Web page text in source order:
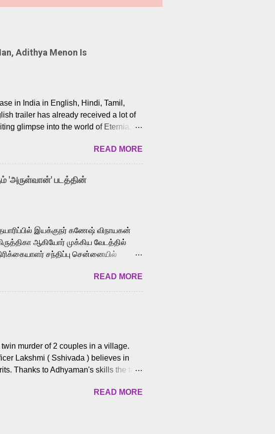
Adithya Menon Is
in India in English, Hindi, Tamil,
trailer has already received a lot of
glimpse into the world of Eternia,
cast led by celebrated playback
He-Man. Known for memorable songs
“Mun Andhi” from 7 Aum Arivu,
over multiple languages, making him
for portraying memorable
READ MORE
'அருள்வான்' படத்தின்
இயக்குநர் கணேஷ் விநாயகன்
ஆகியோர் முக்கிய வேடத்தில்
சந்திப்பு சென்னையில்
, ஜான் விஜய், பேபி கிருத்திகா,
எம். சுகுமார் ஒளிப்பதிவு
லால்குடி
தொகுப்பு பணிகளை
இருக்கும் இந்தத் திரைப்படத்தை 90
வழங...
READ MORE
murder of 2 couples in a village.
Lakshmi ( Sshivada ) believes in
Thanks to Adhyaman's skills the task
to events dating back to 1995.
READ MORE